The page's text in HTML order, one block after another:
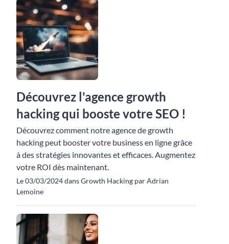
Découvrez l'agence growth
hacking qui booste votre SEO !
Découvrez comment notre agence de growth
hacking peut booster votre business en ligne grâce
à des stratégies innovantes et efficaces. Augmentez
votre ROI dès maintenant.
Le 03/03/2024 dans Growth Hacking par Adrian
Lemoine